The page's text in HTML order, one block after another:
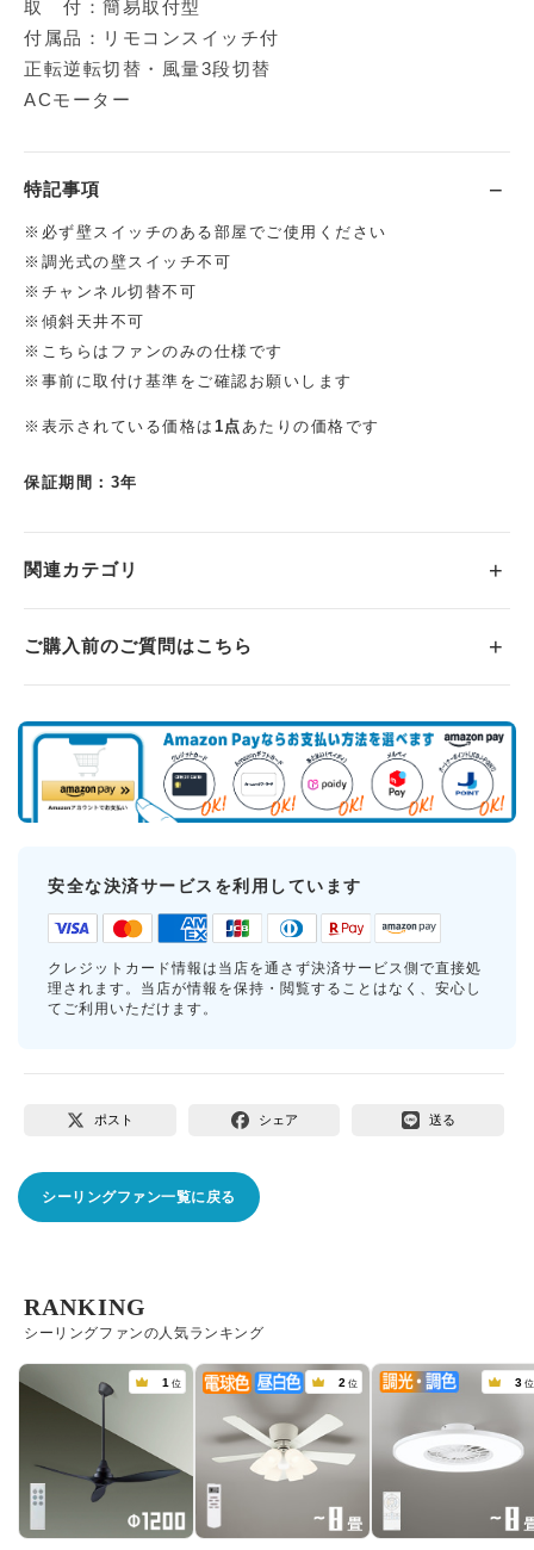
取 付：簡易取付型
付属品：リモコンスイッチ付
正転逆転切替・風量3段切替
ACモーター
特記事項
※必ず壁スイッチのある部屋でご使用ください
※調光式の壁スイッチ不可
※チャンネル切替不可
※傾斜天井不可
※こちらはファンのみの仕様です
※事前に取付け基準をご確認お願いします
※表示されている価格は 1点あたりの価格です
保証期間：3年
関連カテゴリ
ご購入前のご質問はこちら
安全な決済サービスを利用しています
クレジットカード情報は当店を通さず決済サービス側で直接処
理されます。当店が情報を保持・閲覧することはなく、安心し
てご利用いただけます。
ポスト シェア 送る
シーリングファン一覧に戻る
シーリングファンの人気ランキング
RANKING
1 位 2 位 3 位